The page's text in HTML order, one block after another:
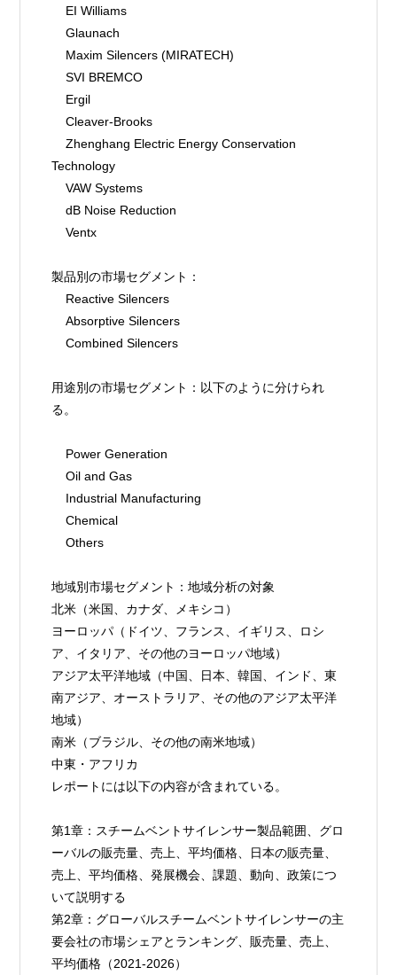
    EI Williams
    Glaunach
    Maxim Silencers (MIRATECH)
    SVI BREMCO
    Ergil
    Cleaver-Brooks
    Zhenghang Electric Energy Conservation
Technology
    VAW Systems
    dB Noise Reduction
    Ventx
製品別の市場セグメント：
    Reactive Silencers
    Absorptive Silencers
    Combined Silencers
用途別の市場セグメント：以下のように分けられ
る。
    Power Generation
    Oil and Gas
    Industrial Manufacturing
    Chemical
    Others
地域別市場セグメント：地域分析の対象
北米（米国、カナダ、メキシコ）
ヨーロッパ（ドイツ、フランス、イギリス、ロシ
ア、イタリア、その他のヨーロッパ地域）
アジア太平洋地域（中国、日本、韓国、インド、東
南アジア、オーストラリア、その他のアジア太平洋
地域）
南米（ブラジル、その他の南米地域）
中東・アフリカ
レポートには以下の内容が含まれている。
第1章：スチームベントサイレンサー製品範囲、グロ
ーバルの販売量、売上、平均価格、日本の販売量、
売上、平均価格、発展機会、課題、動向、政策につ
いて説明する
第2章：グローバルスチームベントサイレンサーの主
要会社の市場シェアとランキング、販売量、売上、
平均価格（2021-2026）